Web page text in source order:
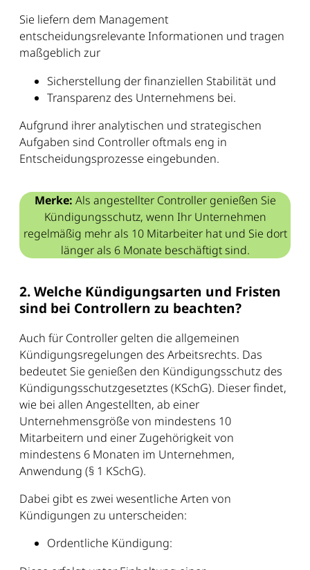
Sie liefern dem Management
entscheidungsrelevante Informationen und tragen
maßgeblich zur
Sicherstellung der finanziellen Stabilität und
Transparenz des Unternehmens bei.
Aufgrund ihrer analytischen und strategischen
Aufgaben sind Controller oftmals eng in
Entscheidungsprozesse eingebunden.
Merke: Als angestellter Controller genießen Sie
Kündigungsschutz, wenn Ihr Unternehmen
regelmäßig mehr als 10 Mitarbeiter hat und Sie dort
länger als 6 Monate beschäftigt sind.
2. Welche Kündigungsarten und Fristen
sind bei Controllern zu beachten?
Auch für Controller gelten die allgemeinen
Kündigungsregelungen des Arbeitsrechts. Das
bedeutet Sie genießen den Kündigungsschutz des
Kündigungsschutzgesetztes (KSchG). Dieser findet,
wie bei allen Angestellten, ab einer
Unternehmensgröße von mindestens 10
Mitarbeitern und einer Zugehörigkeit von
mindestens 6 Monaten im Unternehmen,
Anwendung (§ 1 KSchG).
Dabei gibt es zwei wesentliche Arten von
Kündigungen zu unterscheiden:
Ordentliche Kündigung: